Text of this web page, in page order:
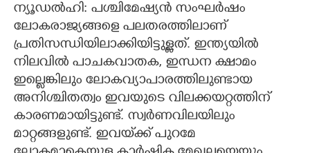
LITERATURE
ZOOM
CONTACT US
ന്യൂഡൽഹി: പശ്ചിമേഷ്യൻ സംഘർഷം
ലോകരാജ്യങ്ങളെ പലതരത്തിലാണ്
പ്രതിസന്ധിയിലാക്കിയിട്ടുള്ളത്. ഇന്ത്യയിൽ
നിലവിൽ പാചകവാതക, ഇന്ധന ക്ഷാമം
ഇല്ലെങ്കിലും ലോകവ്യാപാരത്തിലുണ്ടായ
അനിശ്ചിതത്വം ഇവയുടെ വിലക്കയറ്റത്തിന്
കാരണമായിട്ടുണ്ട്. സ്വർണവിലയിലും
മാറ്റങ്ങളുണ്ട്. ഇവയ്‌ക്ക് പുറമേ